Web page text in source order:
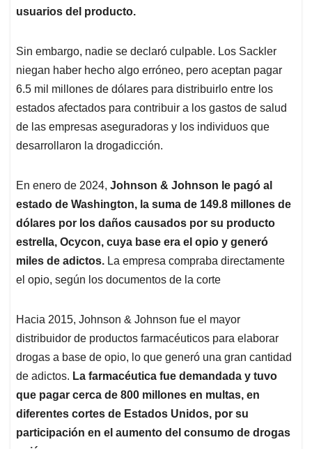
usuarios del producto.
Sin embargo, nadie se declaró culpable. Los Sackler
niegan haber hecho algo erróneo, pero aceptan pagar
6.5 mil millones de dólares para distribuirlo entre los
estados afectados para contribuir a los gastos de salud
de las empresas aseguradoras y los individuos que
desarrollaron la drogadicción.
En enero de 2024, Johnson & Johnson le pagó al
estado de Washington, la suma de 149.8 millones de
dólares por los daños causados por su producto
estrella, Ocycon, cuya base era el opio y generó
miles de adictos. La empresa compraba directamente
el opio, según los documentos de la corte
Hacia 2015, Johnson & Johnson fue el mayor
distribuidor de productos farmacéuticos para elaborar
drogas a base de opio, lo que generó una gran cantidad
de adictos. La farmacéutica fue demandada y tuvo
que pagar cerca de 800 millones en multas, en
diferentes cortes de Estados Unidos, por su
participación en el aumento del consumo de drogas